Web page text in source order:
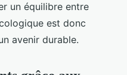
un équilibre entre
est donc
avenir durable.